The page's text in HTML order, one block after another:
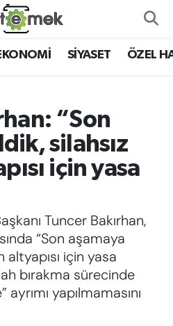
SİYASET ÖZEL
“Son
silahsız
için yasa
Tuncer Bakırhan,
“Son aşamaya
altyapısı için yasa
bırakma sürecinde
yapılmamasını
ve Fikstür